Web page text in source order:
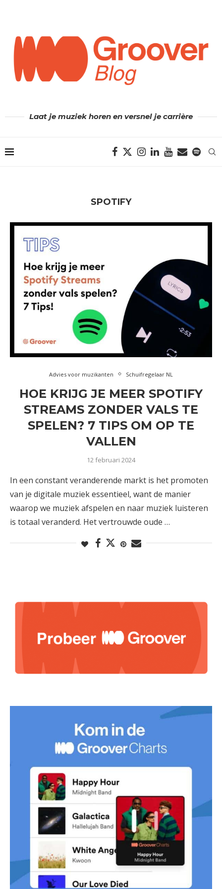
Laat je muziek horen en versnel je carrière
SPOTIFY
Advies voor muzikanten Schuifregelaar NL
HOE KRIJG JE MEER SPOTIFY
STREAMS ZONDER VALS TE
SPELEN? 7 TIPS OM OP TE
VALLEN
12 februari 2024
In een constant veranderende markt is het promoten
van je digitale muziek essentieel, want de manier
waarop we muziek afspelen en naar muziek luisteren
is totaal veranderd. Het vertrouwde oude …